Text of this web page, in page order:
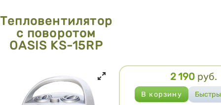
Тепловентилятор
с поворотом
OASIS KS-15RP
Цена
2 190 руб.